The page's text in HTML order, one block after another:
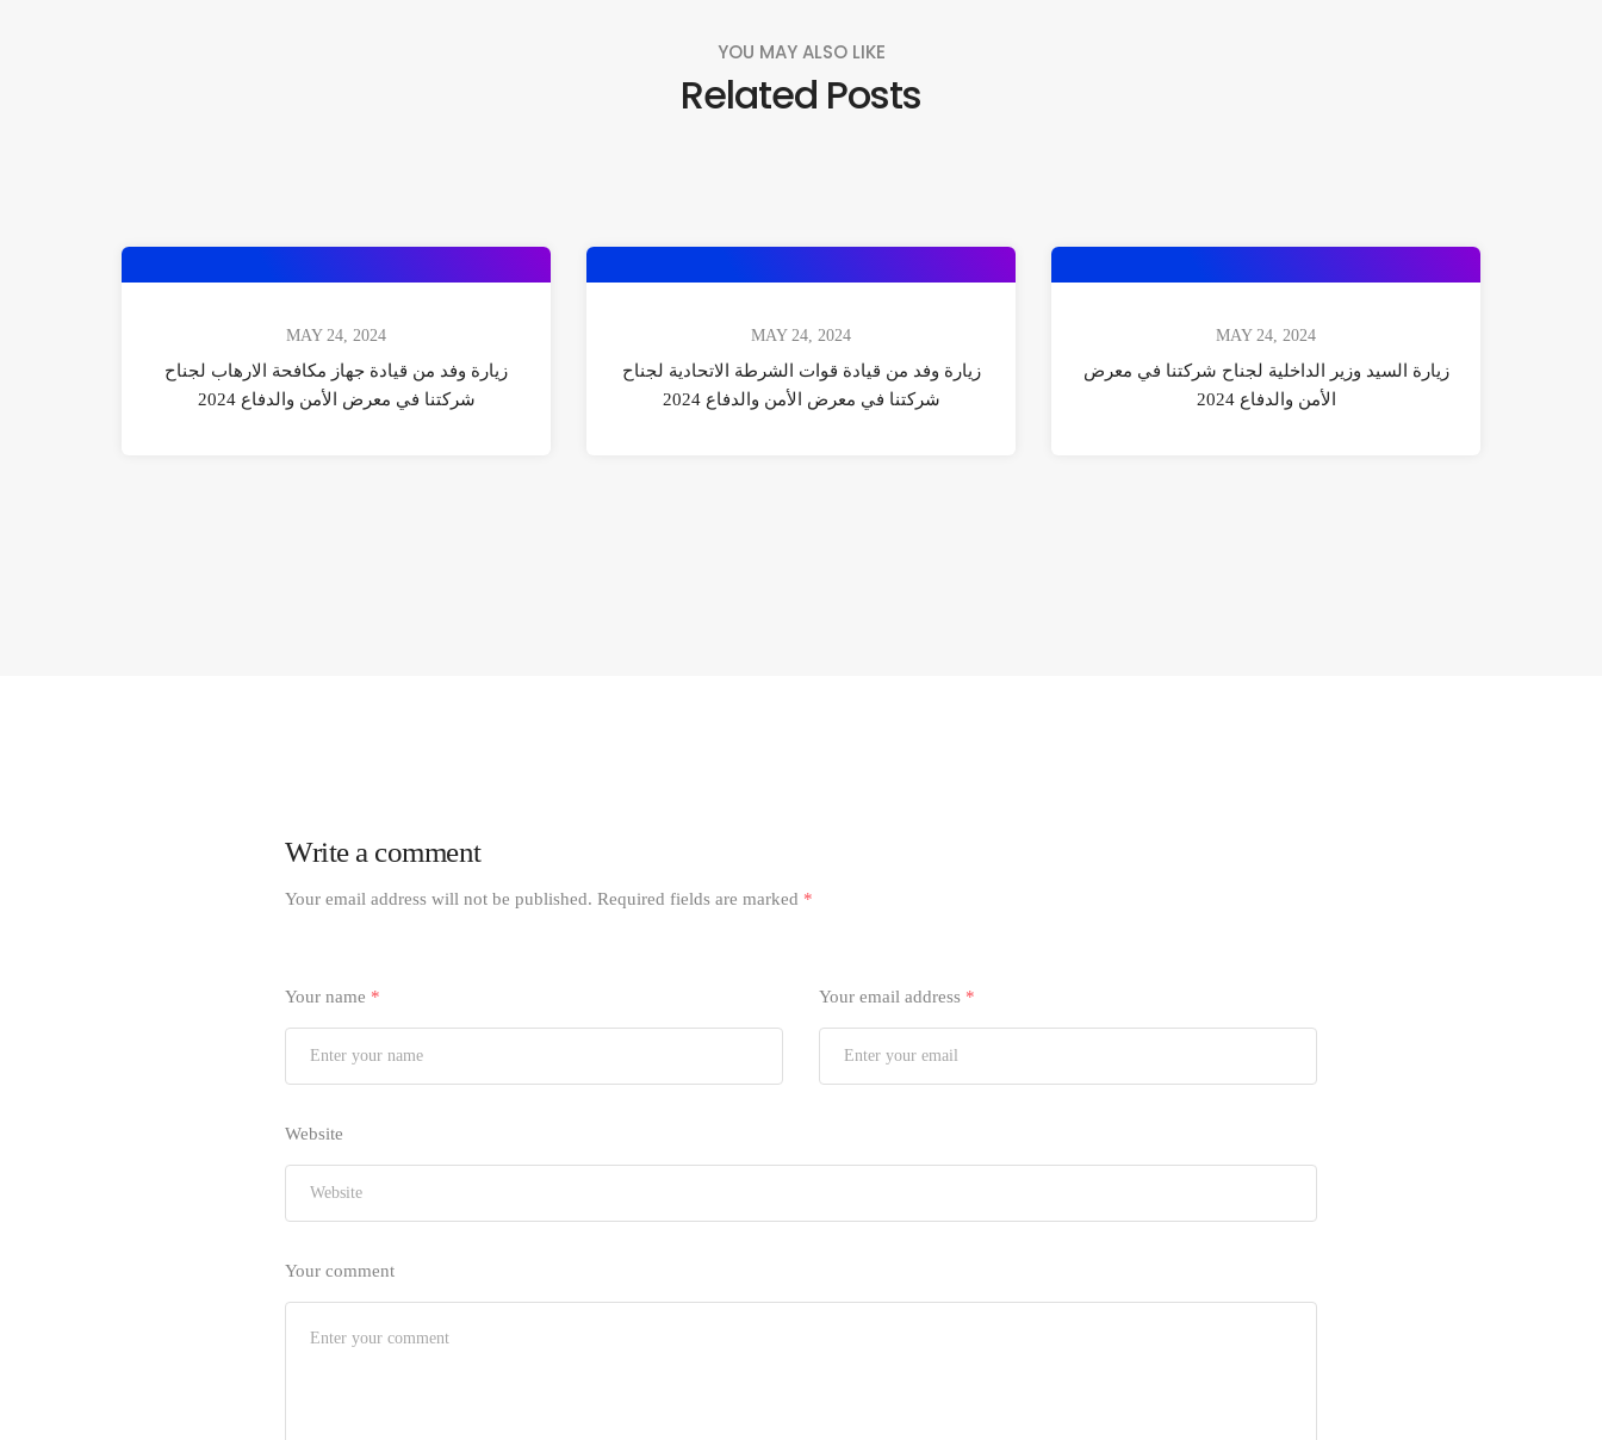
YOU MAY ALSO LIKE
Related Posts
MAY 24, 2024
زيارة وفد من قيادة جهاز مكافحة الارهاب لجناح
شركتنا في معرض الأمن والدفاع 2024
MAY 24, 2024
زيارة وفد من قيادة قوات الشرطة الاتحادية لجناح
شركتنا في معرض الأمن والدفاع 2024
MAY 24, 2024
زيارة السيد وزير الداخلية لجناح شركتنا في معرض
الأمن والدفاع 2024
Write a comment
Your email address will not be published. Required fields are marked *
Your name * Your email address *
Website
Your comment